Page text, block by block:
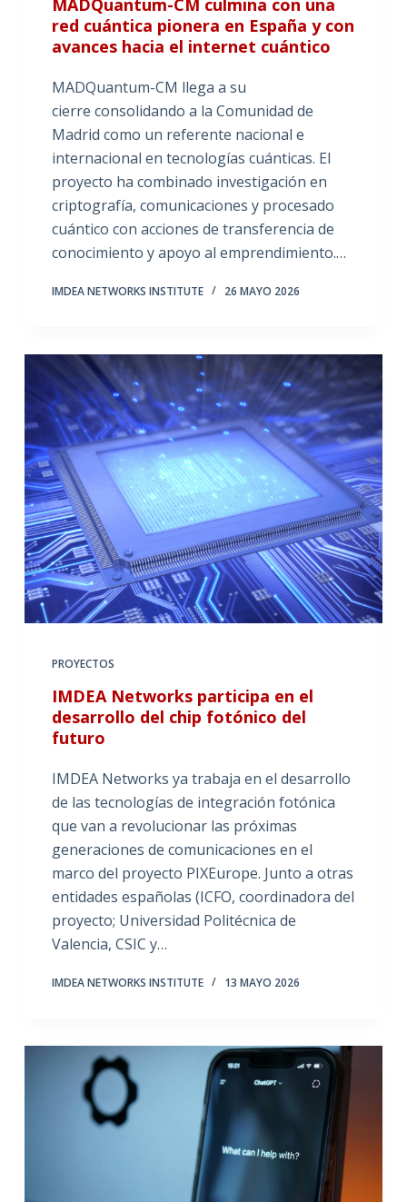
MADQuantum-CM culmina con una
red cuántica pionera en España y con
avances hacia el internet cuántico
MADQuantum-CM llega a su
cierre consolidando a la Comunidad de
Madrid como un referente nacional e
internacional en tecnologías cuánticas. El
proyecto ha combinado investigación en
criptografía, comunicaciones y procesado
cuántico con acciones de transferencia de
conocimiento y apoyo al emprendimiento.…
IMDEA NETWORKS INSTITUTE 26 MAYO 2026
PROYECTOS
IMDEA Networks participa en el
desarrollo del chip fotónico del
futuro
IMDEA Networks ya trabaja en el desarrollo
de las tecnologías de integración fotónica
que van a revolucionar las próximas
generaciones de comunicaciones en el
marco del proyecto PIXEurope. Junto a otras
entidades españolas (ICFO, coordinadora del
proyecto; Universidad Politécnica de
Valencia, CSIC y…
IMDEA NETWORKS INSTITUTE 13 MAYO 2026